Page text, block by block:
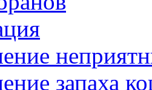
запаха